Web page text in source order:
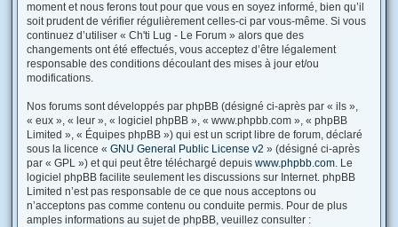
moment et nous ferons tout pour que vous en soyez informé, bien qu’il
soit prudent de vérifier régulièrement celles-ci par vous-même. Si vous
continuez d’utiliser « Ch'ti Lug - Le Forum » alors que des
changements ont été effectués, vous acceptez d’être légalement
responsable des conditions découlant des mises à jour et/ou
modifications.
Nos forums sont développés par phpBB (désigné ci-après par « ils »,
« eux », « leur », « logiciel phpBB », « www.phpbb.com », « phpBB
Limited », « Équipes phpBB ») qui est un script libre de forum, déclaré
sous la licence « GNU General Public License v2 » (désigné ci-après
par « GPL ») et qui peut être téléchargé depuis www.phpbb.com. Le
logiciel phpBB facilite seulement les discussions sur Internet. phpBB
Limited n’est pas responsable de ce que nous acceptons ou
n’acceptons pas comme contenu ou conduite permis. Pour de plus
amples informations au sujet de phpBB, veuillez consulter :